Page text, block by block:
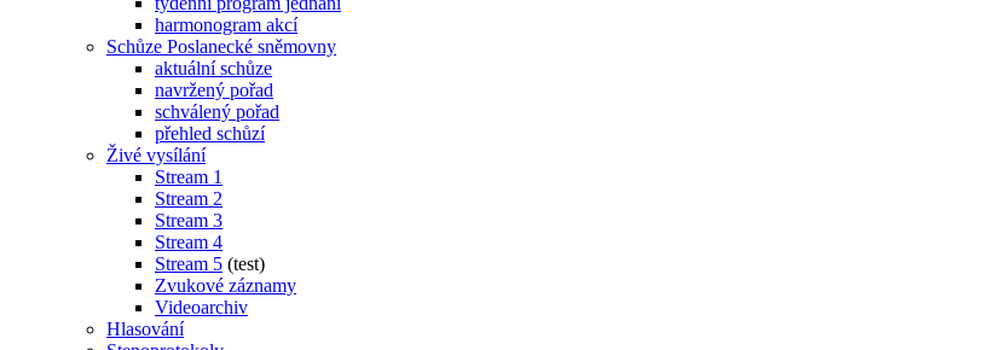
harmonogram akcí
Schůze Poslanecké sněmovny
aktuální schůze
navržený pořad
schválený pořad
přehled schůzí
Živé vysílání
Stream 1
Stream 2
Stream 3
Stream 4
Stream 5 (test)
Zvukové záznamy
Videoarchiv
Hlasování